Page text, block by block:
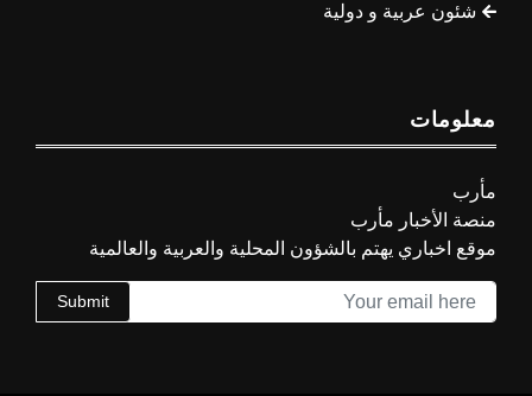
شئون عربية و دولية
معلومات
مأرب
منصة الأخبار مأرب
موقع اخباري يهتم بالشؤون المحلية والعربية والعالمية
Submit